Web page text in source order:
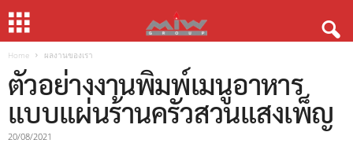
Home ผลงานของเรา
ตัวอย่างงานพิมพ์เมนูอาหาร
แบบแผ่นร้านครัวสวนแสงเพ็ญ
20/08/2021